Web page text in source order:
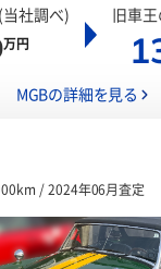
社調べ)
万円
旧車
MGBの詳細を見る
/ 2024年06月査定